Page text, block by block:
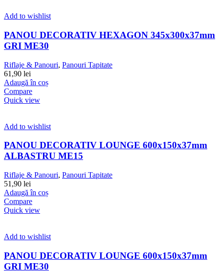
Add to wishlist
PANOU DECORATIV HEXAGON 345x300x37mm
GRI ME30
Riflaje & Panouri, Panouri Tapitate
61,90 lei
Adaugă în coș
Compare
Quick view
Add to wishlist
PANOU DECORATIV LOUNGE 600x150x37mm
ALBASTRU ME15
Riflaje & Panouri, Panouri Tapitate
51,90 lei
Adaugă în coș
Compare
Quick view
Add to wishlist
PANOU DECORATIV LOUNGE 600x150x37mm
GRI ME30